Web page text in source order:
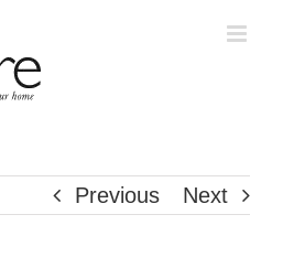
Previous Next